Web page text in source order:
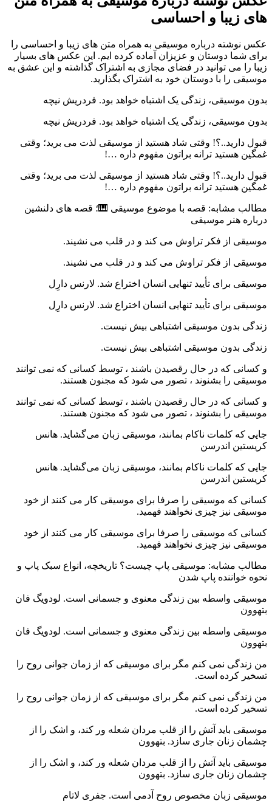
های زیبا و احساسی
عکس نوشته درباره موسیقی به همراه متن های زیبا و احساسی را
برای شما دوستان و عزیزان آماده کرده ایم. این عکس های بسیار
زیبا را می توانید در فضای مجازی به اشتراک گذاشته و این عشق به
موسیقی را با دوستان خود به اشتراک بگذارید.
بدون موسیقی، زندگی یک اشتباه خواهد بود. فردریش نیچه
بدون موسیقی، زندگی یک اشتباه خواهد بود. فردریش نیچه
قبول دارید..؟! وقتی شاد هستید از موسیقی لذت می برید؛ وقتی
غمگین هستید ترانه براتون مفهوم داره …!
قبول دارید..؟! وقتی شاد هستید از موسیقی لذت می برید؛ وقتی
غمگین هستید ترانه براتون مفهوم داره …!
مطالب مشابه: قصه با موضوع موسیقی 🎹؛ قصه های دلنشین
درباره هنر موسیقی
موسیقی از فکر تراوش می کند و در قلب می نشیند.
موسیقی از فکر تراوش می کند و در قلب می نشیند.
موسیقی برای تأیید تنهایی انسان اختراع شد. لارنس دارِل
موسیقی برای تأیید تنهایی انسان اختراع شد. لارنس دارِل
زندگی بدون موسیقی اشتباهی بیش نیست.
زندگی بدون موسیقی اشتباهی بیش نیست.
و کسانی که در حال رقصیدن باشند ، توسط کسانی که نمی توانند
موسیقی را بشنوند ، تصور می شود که مجنون هستند.
و کسانی که در حال رقصیدن باشند ، توسط کسانی که نمی توانند
موسیقی را بشنوند ، تصور می شود که مجنون هستند.
جایی که کلمات ناکام بمانند، موسیقی زبان می‌گشاید. هانس
کریستین اندرسن
جایی که کلمات ناکام بمانند، موسیقی زبان می‌گشاید. هانس
کریستین اندرسن
کسانی که موسیقی را صرفا برای موسیقی کار می کنند از خود
موسیقی نیز چیزی نخواهند فهمید.
کسانی که موسیقی را صرفا برای موسیقی کار می کنند از خود
موسیقی نیز چیزی نخواهند فهمید.
مطالب مشابه: موسیقی پاپ چیست؟ تاریخچه، انواع سبک پاپ و
نحوه خواننده پاپ شدن
موسیقی واسطه بین زندگی معنوی و جسمانی است. لودویگ فان
بتهوون
موسیقی واسطه بین زندگی معنوی و جسمانی است. لودویگ فان
بتهوون
من زندگی نمی کنم مگر برای موسیقی که از زمان جوانی روح را
تسخیر کرده است.
من زندگی نمی کنم مگر برای موسیقی که از زمان جوانی روح را
تسخیر کرده است.
موسیقی باید آتش را از قلب مردان شعله ور کند، و اشک را از
چشمان زنان جاری سازد. بتهوون
موسیقی باید آتش را از قلب مردان شعله ور کند، و اشک را از
چشمان زنان جاری سازد. بتهوون
موسیقی زبان مخصوص روح آدمی است. جفری لاتام